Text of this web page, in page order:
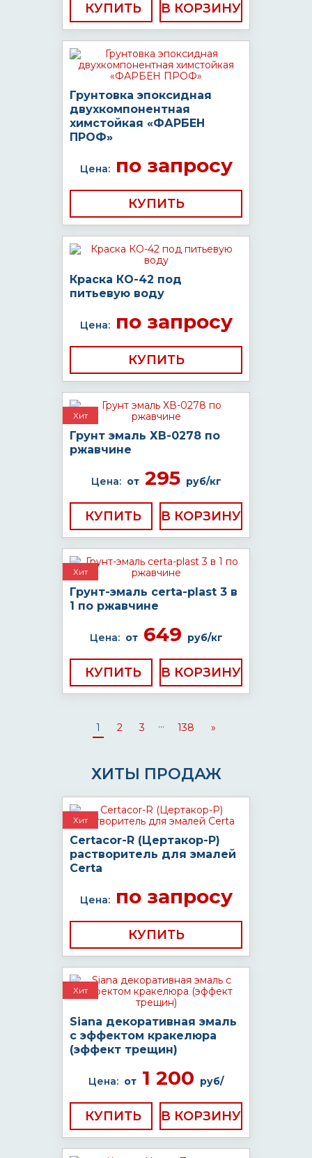
КУПИТЬ
Грунтовка эпоксидная
двухкомпонентная
химстойкая «ФАРБЕН
ПРОФ»
Цена:по запросу
КУПИТЬ
Краска КО-42 под
питьевую воду
Цена:по запросу
КУПИТЬ
Хит
Грунт эмаль ХВ-0278 по
ржавчине
Цена: от295 руб/кг
КУПИТЬ
Хит
Грунт-эмаль certa-plast 3 в
1 по ржавчине
Цена: от649 руб/кг
КУПИТЬ
1 2 3 ... 138 »
ХИТЫ ПРОДАЖ
Хит
Certacor-R (Цертакор-Р)
растворитель для эмалей
Certa
Цена:по запросу
КУПИТЬ
Хит
Siana декоративная эмаль
с эффектом кракелюра
(эффект трещин)
Цена: от 1 200 руб/
КУПИТЬ